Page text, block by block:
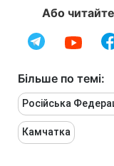
Або
Більше по темі:
Російська
Камчатка